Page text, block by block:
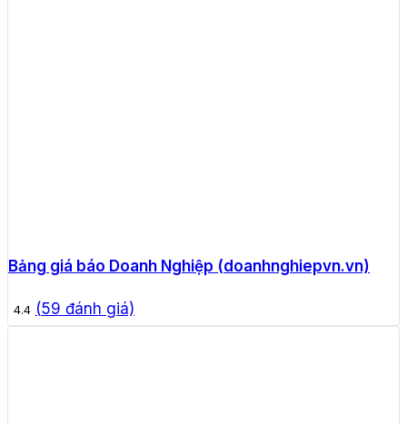
Bảng giá báo Doanh Nghiệp (doanhnghiepvn.vn)
4.4 (59 đánh giá)